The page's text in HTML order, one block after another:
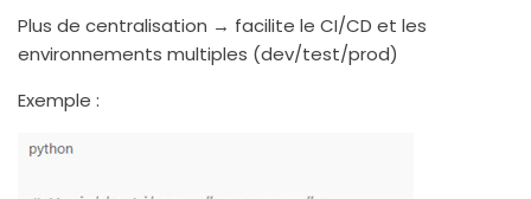
Plus de centralisation → facilite le CI/CD et les
environnements multiples (dev/test/prod)
Exemple :